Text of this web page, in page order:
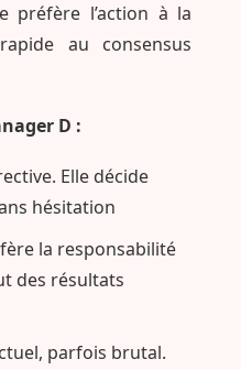
préfère l’action à la
au consensus
D :
Elle décide
hésitation
la responsabilité
des résultats
parfois brutal.